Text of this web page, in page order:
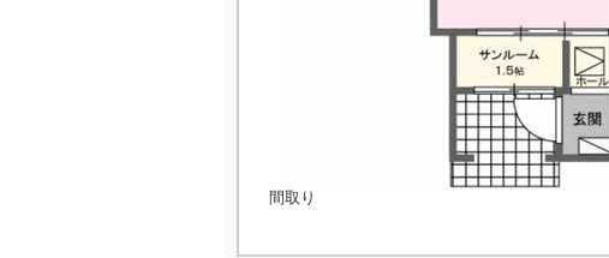
間取り